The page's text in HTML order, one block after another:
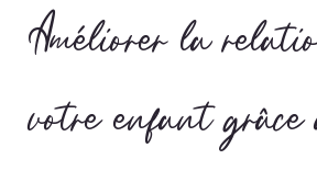
Améliorer la
votre enfant